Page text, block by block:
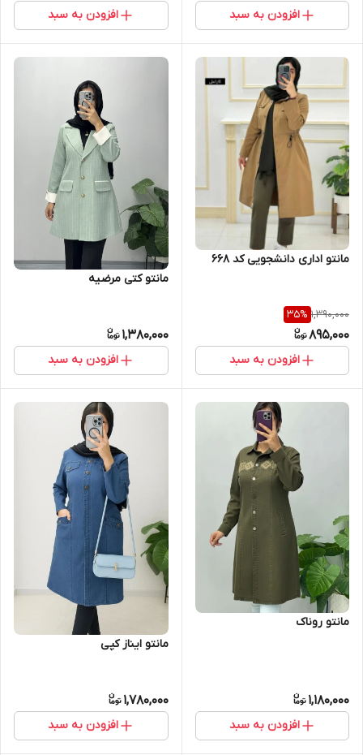
افزودن به سبد افزودن به سبد
مانتو اداری دانشجویی کد 668
1,390,000
35%
895,000
افزودن به سبد
مانتو کتی مرضیه
1,380,000
افزودن به سبد
مانتو روناک
1,180,000
افزودن به سبد
مانتو ایناز کپی
1,780,000
افزودن به سبد